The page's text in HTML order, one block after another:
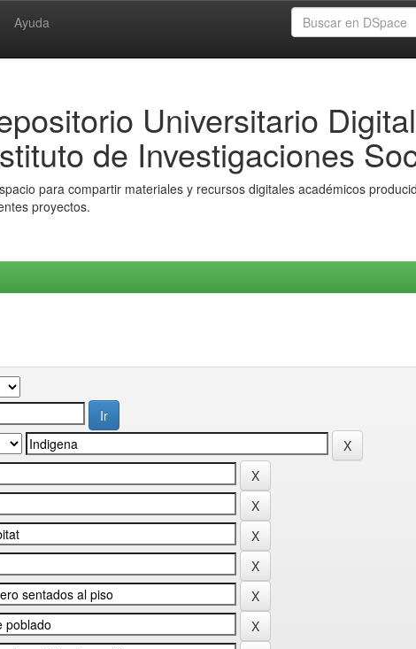
Ayuda
Universitario Digital
de Investigaciones
para compartir materiales y recursos digitales académicos
proyectos.